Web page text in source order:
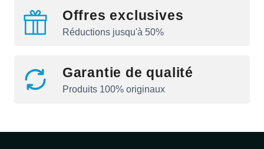
Offres exclusives
Réductions jusqu'à 50%
Garantie de qualité
Produits 100% originaux